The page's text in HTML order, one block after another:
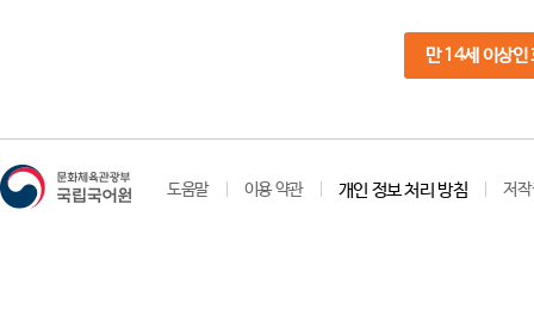
만 14세 이상인
도움말 이용 약관 개인 정보 처리 방침 저